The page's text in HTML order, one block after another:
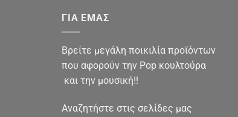
ΓΙΑ ΕΜΑΣ
Βρείτε μεγάλη ποικιλία προϊόντων
που αφορούν την Pop κουλτούρα
και την μουσική!!
Αναζητήστε στις σελίδες μας